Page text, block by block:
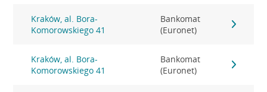
Kraków, al. Bora-
Komorowskiego 41
Bankomat
(Euronet)
Kraków, al. Bora-
Komorowskiego 41
Bankomat
(Euronet)